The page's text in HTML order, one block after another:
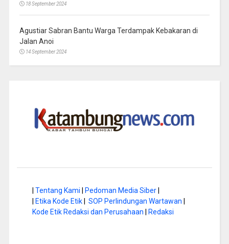
18 September 2024
Agustiar Sabran Bantu Warga Terdampak Kebakaran di
Jalan Anoi
14 September 2024
| Tentang Kami | Pedoman Media Siber|
| Etika Kode Etik| SOP Perlindungan Wartawan |
Kode Etik Redaksi dan Perusahaan | Redaksi